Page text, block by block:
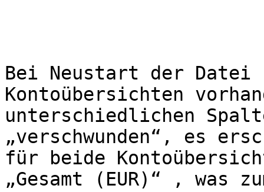
Bei Neustart der Datei
Kontoübersichten
unterschiedlichen
„verschwunden“, es
für beide
„Gesamt (EUR)“ , was